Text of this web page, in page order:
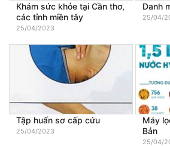
Khám sức khỏe tại Cần thơ,
các tỉnh miền tây
25/04/2023
Danh
25/04/
Tập huấn sơ cấp cứu
25/04/2023
Máy
Bản
25/04/